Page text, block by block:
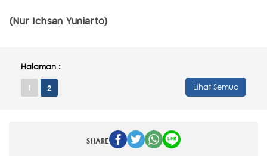
(Nur Ichsan Yuniarto)
Halaman :
1 2 Lihat Semua
SHARE